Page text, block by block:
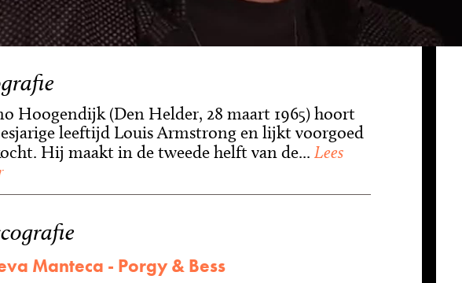
Hoogendijk (Den Helder, 28 maart 1965) hoort
leeftijd Louis Armstrong en lijkt voorgoed
Hij maakt in de tweede helft van de... Lees
Manteca - Porgy & Bess